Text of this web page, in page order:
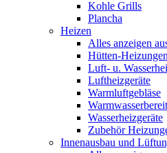
Kohle Grills
Plancha
Heizen
Alles anzeigen
Hütten-Heizungen
Luft- u.
Luftheizgeräte
Warmluftgebläse
Wasserheizgeräte
Zubehör
Innenausbau und